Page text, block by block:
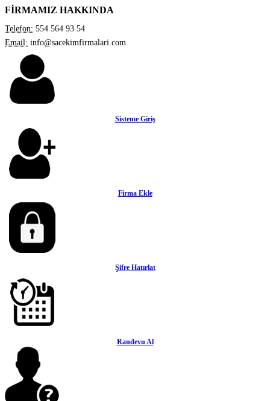
FİRMAMIZ HAKKINDA
Telefon: 554 564 93 54
Email: info@sacekimfirmalari.com
Sisteme Giriş
Firma Ekle
Şifre Hatırlat
Randevu Al